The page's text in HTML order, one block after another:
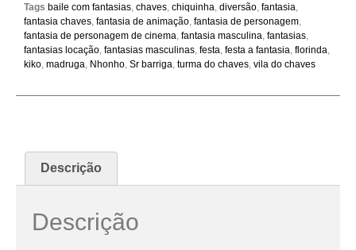
Tags baile com fantasias chaves chiquinha diversão fantasia
fantasia chaves fantasia de animação fantasia de personagem
fantasia de personagem de cinema fantasia masculina fantasias
fantasias locação fantasias masculinas festa festa a fantasia florinda
kiko madruga Nhonho Sr barriga turma do chaves vila do chaves
Descrição
Descrição